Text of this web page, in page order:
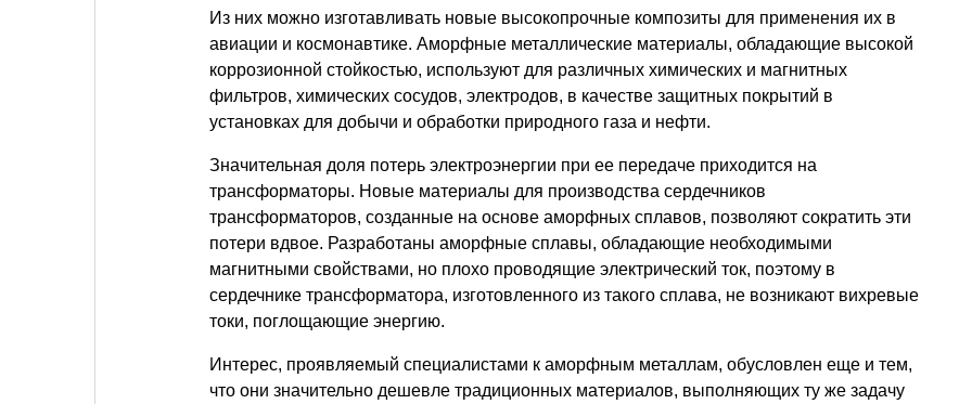
Из них можно изготавливать новые высокопрочные композиты для применения их в
авиации и космонавтике. Аморфные металлические материалы, обладающие высокой
коррозионной стойкостью, используют для различных химических и магнитных
фильтров, химических сосудов, электродов, в качестве защитных покрытий в
установках для добычи и обработки природного газа и нефти.
Значительная доля потерь электроэнергии при ее передаче приходится на
трансформаторы. Новые материалы для производства сердечников
трансформаторов, созданные на основе аморфных сплавов, позволяют сократить эти
потери вдвое. Разработаны аморфные сплавы, обладающие необходимыми
магнитными свойствами, но плохо проводящие электрический ток, поэтому в
сердечнике трансформатора, изготовленного из такого сплава, не возникают вихревые
токи, поглощающие энергию.
Интерес, проявляемый специалистами к аморфным металлам, обусловлен еще и тем,
что они значительно дешевле традиционных материалов, выполняющих ту же задачу